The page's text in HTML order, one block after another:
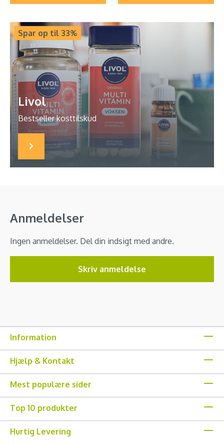
Spar op til 33%
Livol
Bestseller kosttilskud
Anmeldelser
Ingen anmeldelser. Del din indsigt med andre.
Skriv anmeldelse
Information
Hjælp & Kontakt
Mest populære sider
Top 10 produkter
Hurtig Levering